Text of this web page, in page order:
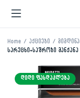
Home აქციები
სარეცხი+საშრობი
ᲓᲘᲓᲘ ᲤᲐᲡᲓᲐᲙᲚᲔᲑᲐ